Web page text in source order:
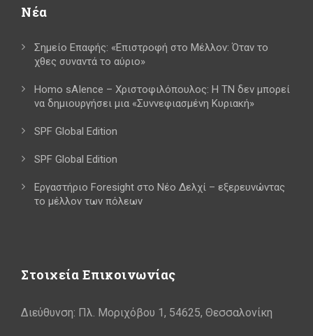
Νέα
Σημείο Επαφής: «Επιστροφή στο Μέλλον: Όταν το
χθες συναντά το αύριο»
Homo sAIence – Χριστοφιλόπουλος: Η ΤΝ δεν μπορεί
να δημιουργήσει μια «Συννεφιασμένη Κυριακή»
SPF Global Edition
SPF Global Edition
Εργαστήριο Foresight στο Νέο Δελχί – εξερευνώντας
το μέλλον των πόλεων
Στοιχεία Επικοινωνίας
Διεύθυνση: Πλ. Μοριχόβου 1, 54625, Θεσσαλονίκη